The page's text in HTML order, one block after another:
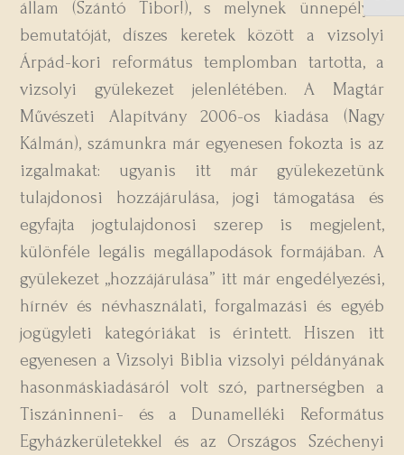
állam (Szántó Tibor!), s melynek ünnepélyes
bemutatóját, díszes keretek között a vizsolyi
Árpád-kori református templomban tartotta, a
vizsolyi gyülekezet jelenlétében. A Magtár
Művészeti Alapítvány 2006-os kiadása (Nagy
Kálmán), számunkra már egyenesen fokozta is az
izgalmakat: ugyanis itt már gyülekezetünk
tulajdonosi hozzájárulása, jogi támogatása és
egyfajta jogtulajdonosi szerep is megjelent,
különféle legális megállapodások formájában. A
gyülekezet „hozzájárulása” itt már engedélyezési,
hírnév és névhasználati, forgalmazási és egyéb
jogügyleti kategóriákat is érintett. Hiszen itt
egyenesen a Vizsolyi Biblia vizsolyi példányának
hasonmáskiadásáról volt szó, partnerségben a
Tiszáninneni- és a Dunamelléki Református
Egyházkerületekkel és az Országos Széchenyi